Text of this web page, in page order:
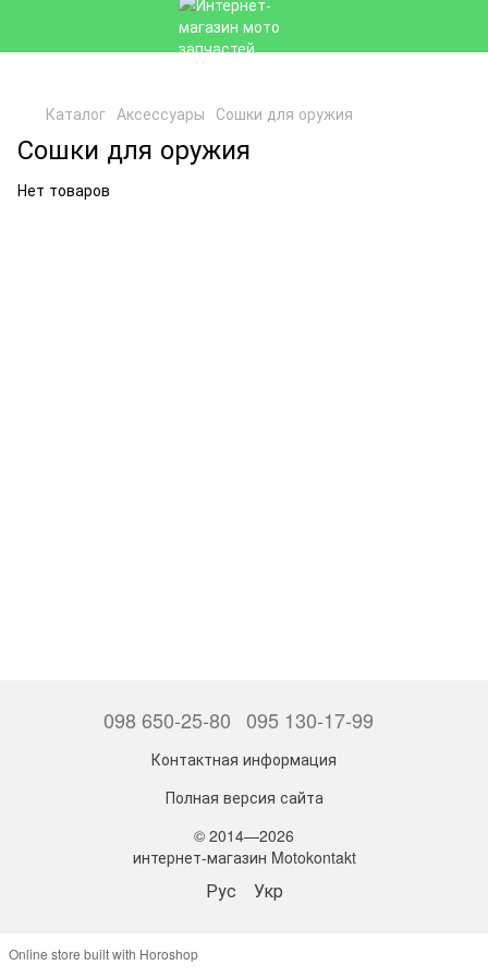
Каталог Аксессуары Сошки для оружия
Сошки для оружия
Нет товаров
098 650-25-80 095 130-17-99
Контактная информация
Полная версия сайта
© 2014—2026
интернет-магазин Motokontakt
Рус Укр
Online store built with Horoshop